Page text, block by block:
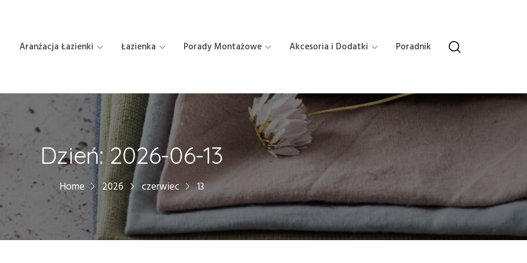
Aranżacja Łazienki Łazienka Porady Montażowe Akcesoria i Dodatki Poradnik
Dzień:2026-06-13
Home 2026 czerwiec 13